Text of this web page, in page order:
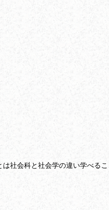
は社会科と社会学の違い学べるこ